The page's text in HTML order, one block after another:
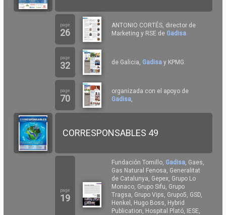
page
26
ANTONIO CORTÉS, director de
Marketing y RSE de Gadisa
page
32 de Galicia, Gadisa y KPMG.
page
70
organizada con el apoyo de
Gadisa,
CORRESPONSABLES 49
page
19
Fundación Tomillo, Gadisa, Gaes,
Gas Natural Fenosa, Generalitat
de Catalunya, Gepex, Grupo Lo
Monaco, Grupo Sifu, Grupo
Tragsa, Grupo Vips, Grupo5, GSD,
Henkel, Hugo Boss, Hybrid
Publication, Hospital Plató, IESE,